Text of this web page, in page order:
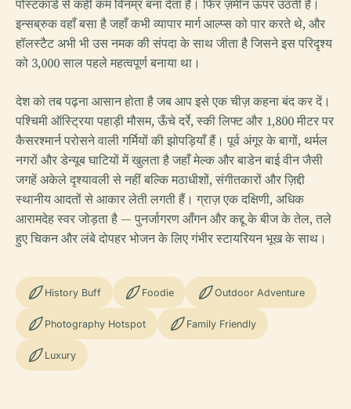
पोस्टकार्ड से कहीं कम विनम्र बना देता है। फिर ज़मीन ऊपर उठती है।
इन्सब्रुक वहाँ बसा है जहाँ कभी व्यापार मार्ग आल्प्स को पार करते थे, और
हॉलस्टैट अभी भी उस नमक की संपदा के साथ जीता है जिसने इस परिदृश्य
को 3,000 साल पहले महत्वपूर्ण बनाया था।
देश को तब पढ़ना आसान होता है जब आप इसे एक चीज़ कहना बंद कर दें।
पश्चिमी ऑस्ट्रिया पहाड़ी मौसम, ऊँचे दर्रे, स्की लिफ्ट और 1,800 मीटर पर
कैसरश्मार्न परोसने वाली गर्मियों की झोपड़ियाँ हैं। पूर्व अंगूर के बागों, थर्मल
नगरों और डेन्यूब घाटियों में खुलता है जहाँ मेल्क और बाडेन बाई वीन जैसी
जगहें अकेले दृश्यावली से नहीं बल्कि मठाधीशों, संगीतकारों और ज़िद्दी
स्थानीय आदतों से आकार लेती लगती हैं। ग्राज़ एक दक्षिणी, अधिक
आरामदेह स्वर जोड़ता है — पुनर्जागरण आँगन और कद्दू के बीज के तेल, तले
हुए चिकन और लंबे दोपहर भोजन के लिए गंभीर स्टायरियन भूख के साथ।
History Buff Foodie Outdoor Adventure
Photography Hotspot Family Friendly
Luxury